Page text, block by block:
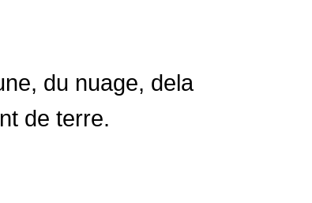
du nuage, dela
de terre.